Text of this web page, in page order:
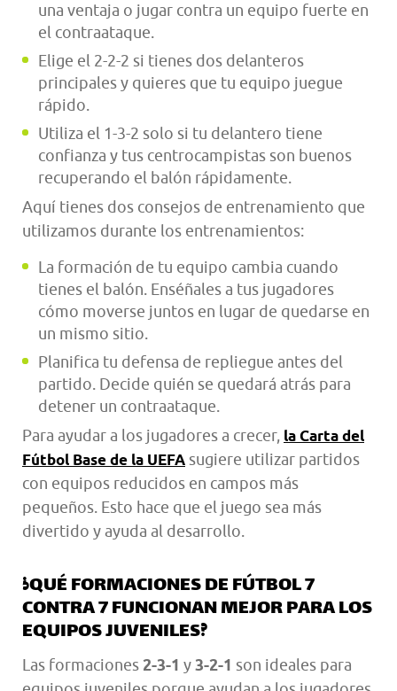
una ventaja o jugar contra un equipo fuerte en
el contraataque.
Elige el 2-2-2 si tienes dos delanteros
principales y quieres que tu equipo juegue
rápido.
Utiliza el 1-3-2 solo si tu delantero tiene
confianza y tus centrocampistas son buenos
recuperando el balón rápidamente.
Aquí tienes dos consejos de entrenamiento que
utilizamos durante los entrenamientos:
La formación de tu equipo cambia cuando
tienes el balón. Enséñales a tus jugadores
cómo moverse juntos en lugar de quedarse en
un mismo sitio.
Planifica tu defensa de repliegue antes del
partido. Decide quién se quedará atrás para
detener un contraataque.
Para ayudar a los jugadores a crecer, la Carta del
Fútbol Base de la UEFA sugiere utilizar partidos
con equipos reducidos en campos más
pequeños. Esto hace que el juego sea más
divertido y ayuda al desarrollo.
¿QUÉ FORMACIONES DE FÚTBOL 7
CONTRA 7 FUNCIONAN MEJOR PARA LOS
EQUIPOS JUVENILES?
Las formaciones 2-3-1 y3-2-1 son ideales para